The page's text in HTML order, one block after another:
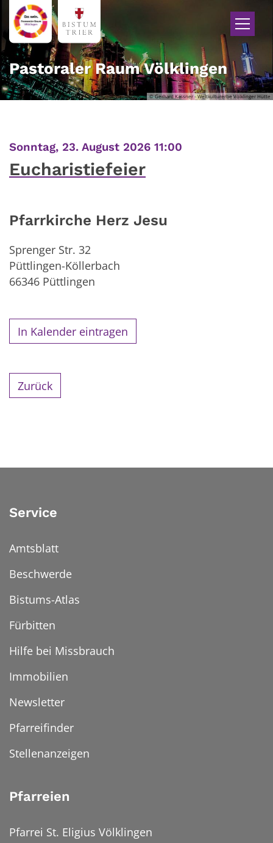
Zum Inhalt springen
© Gerhard Kassner - Weltkulturerbe Völklinger Hütte
Pastoraler Raum Völklingen
Sonntag, 23. August 2026 11:00
Eucharistiefeier
Pfarrkirche Herz Jesu
Sprenger Str. 32
Püttlingen-Köllerbach
66346 Püttlingen
In Kalender eintragen
Zurück
Service
Amtsblatt
Beschwerde
Bistums-Atlas
Fürbitten
Hilfe bei Missbrauch
Immobilien
Newsletter
Pfarreifinder
Stellenanzeigen
Pfarreien
Pfarrei St. Eligius Völklingen